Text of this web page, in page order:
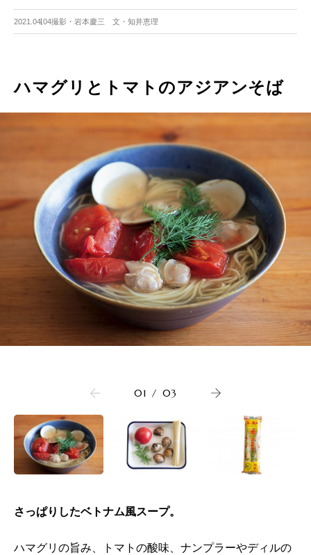
2021.04.04撮影・岩本慶三 文・知井恵理
ハマグリとトマトのアジアンそば
01 / 03
さっぱりしたベトナム風スープ。
ハマグリの旨み、トマトの酸味、ナンプラーやディルの